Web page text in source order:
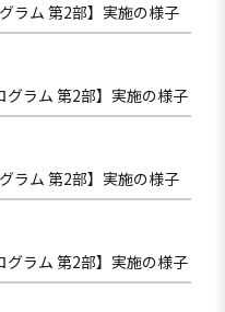
ラム 第2部】実施の様子
グラム 第2部】実施の様子
ラム 第2部】実施の様子
グラム 第2部】実施の様子